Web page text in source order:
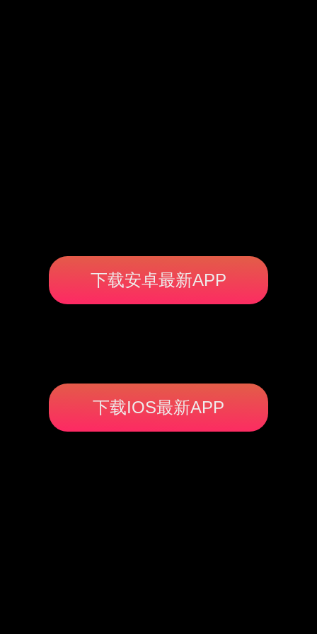
下载安卓最新APP
下载IOS最新APP